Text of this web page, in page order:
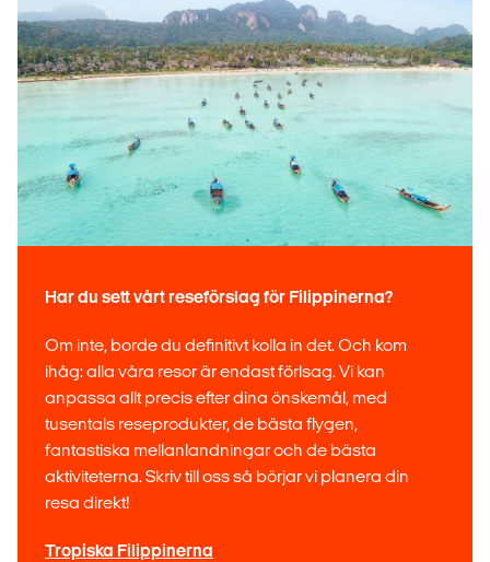
Har du sett vårt reseförslag för Filippinerna?
Om inte, borde du definitivt kolla in det. Och kom
ihåg: alla våra resor är endast förlsag. Vi kan
anpassa allt precis efter dina önskemål, med
tusentals reseprodukter, de bästa flygen,
fantastiska mellanlandningar och de bästa
aktiviteterna. Skriv till oss så börjar vi planera din
resa direkt!
Tropiska Filippinerna